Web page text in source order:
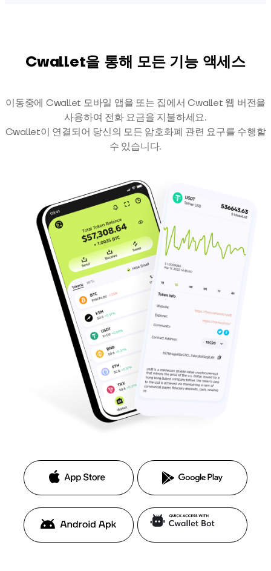
Cwallet을 통해 모든 기능 액세스
이동중에 Cwallet 모바일 앱을 또는 집에서 Cwallet 웹 버전을
사용하여 전화 요금을 지불하세요.
Cwallet이 연결되어 당신의 모든 암호화폐 관련 요구를 수행할
수 있습니다.